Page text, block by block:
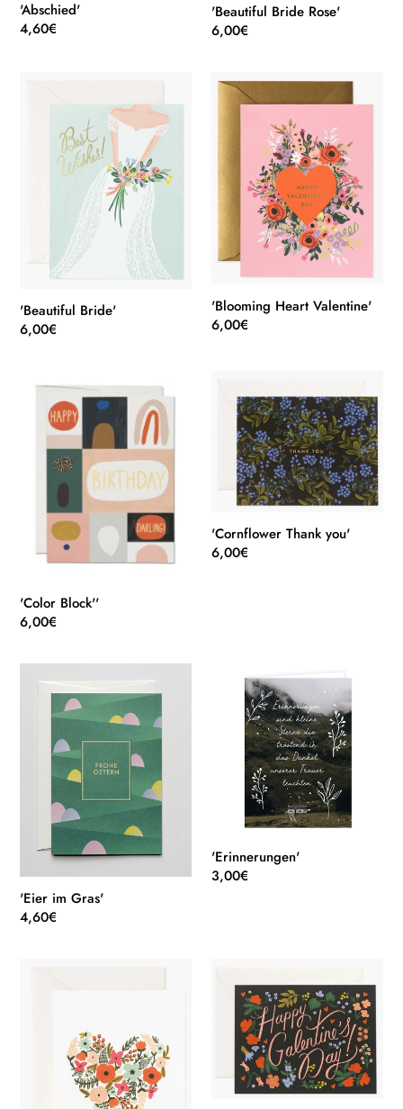
'Abschied'
Normaler
4,60€
'Beautiful Bride Rose'
Normaler
6,00€
'Beautiful
'Beautiful Bride'
Normaler
6,00€
'Blooming
Heart
Valentine'
'Blooming Heart Valentine'
Normaler
6,00€
'Color
Block''
'Color Block''
Normaler
6,00€
Thank
'Cornflower Thank you'
Normaler
6,00€
'Eier im Gras'
Normaler
4,60€
'Erinnerungen'
'Erinnerungen'
Normaler
3,00€
'Floral
Day'